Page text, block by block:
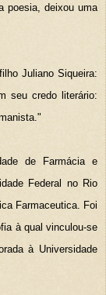
poesia, deixou uma
Juliano Siqueira:
seu credo literário:
de Farmácia e
Federal no Rio
Farmaceutica. Foi
à qual vinculou-se
à Universidade